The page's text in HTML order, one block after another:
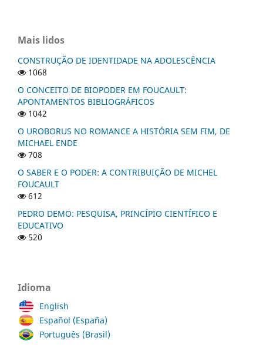
Mais lidos
CONSTRUÇÃO DE IDENTIDADE NA ADOLESCÊNCIA
1068
O CONCEITO DE BIOPODER EM FOUCAULT:
APONTAMENTOS BIBLIOGRÁFICOS
1042
O UROBORUS NO ROMANCE A HISTÓRIA SEM FIM, DE
MICHAEL ENDE
708
O SABER E O PODER: A CONTRIBUIÇÃO DE MICHEL
FOUCAULT
612
PEDRO DEMO: PESQUISA, PRINCÍPIO CIENTÍFICO E
EDUCATIVO
520
Idioma
English
Español (España)
Português (Brasil)